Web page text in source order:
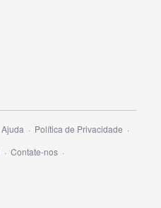
Ajuda
Política de Privacidade
Contate-nos